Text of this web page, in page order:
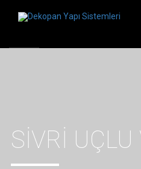
SIVRI UÇLU